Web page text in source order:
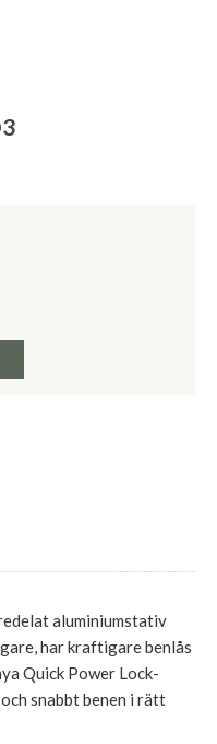
Pris:
aluminiumstativ
har kraftigare benlås
Quick Power Lock-
snabbt benen i rätt